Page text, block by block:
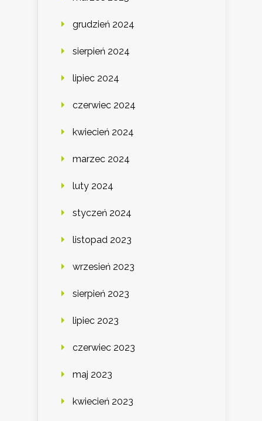
grudzień 2024
sierpień 2024
lipiec 2024
czerwiec 2024
kwiecień 2024
marzec 2024
luty 2024
styczeń 2024
listopad 2023
wrzesień 2023
sierpień 2023
lipiec 2023
czerwiec 2023
maj 2023
kwiecień 2023